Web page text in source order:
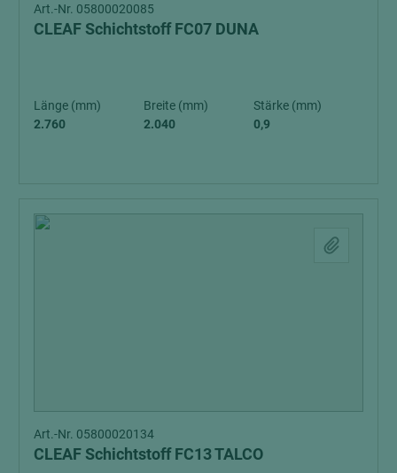
Art.-Nr. 05800020085
CLEAF Schichtstoff FC07 DUNA
Länge (mm)
2.760
Breite (mm)
2.040
Stärke (mm)
0,9
Art.-Nr. 05800020134
CLEAF Schichtstoff FC13 TALCO